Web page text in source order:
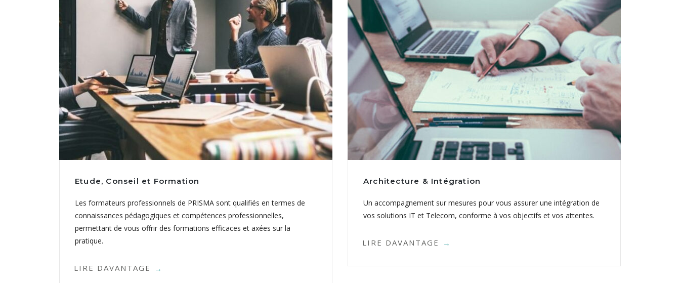
Etude, Conseil et Formation
Les formateurs professionnels de PRISMA sont qualifiés en termes de
connaissances pédagogiques et compétences professionnelles,
permettant de vous offrir des formations efficaces et axées sur la
pratique.
LIRE DAVANTAGE
Architecture & Intégration
Un accompagnement sur mesures pour vous assurer une intégration de
vos solutions IT et Telecom, conforme à vos objectifs et vos attentes.
LIRE DAVANTAGE